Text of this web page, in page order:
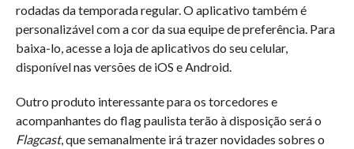
rodadas da temporada regular. O aplicativo também é
personalizável com a cor da sua equipe de preferência. Para
baixa-lo, acesse a loja de aplicativos do seu celular,
disponível nas versões de iOS e Android.
Outro produto interessante para os torcedores e
acompanhantes do flag paulista terão à disposição será o
Flagcast, que semanalmente irá trazer novidades sobres o